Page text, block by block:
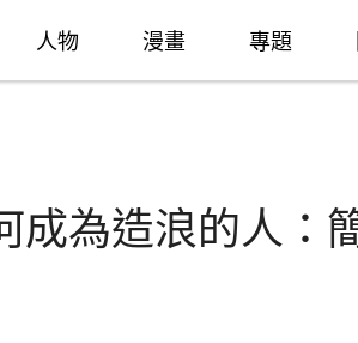
人物 漫畫 專題
成為造浪的人：